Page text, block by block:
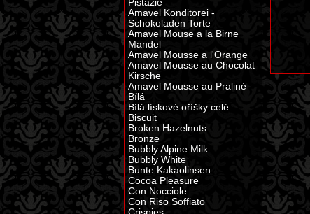
Pistazie
Amavel Konditorei -
Schokoladen Torte
Amavel Mouse a la Birne
Mandel
Amavel Mousse a l'Orange
Amavel Mousse au Chocolat
Kirsche
Amavel Mousse au Praliné
Bílá
Bílá lískové oříšky celé
Biscuit
Broken Hazelnuts
Bronze
Bubbly Alpine Milk
Bubbly White
Bunte Kakaolinsen
Cocoa Pleasure
Con Nocciole
Con Riso Soffiato